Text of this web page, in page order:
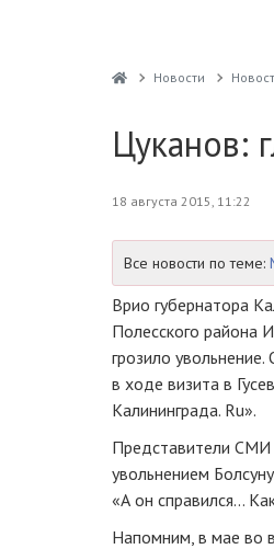
Новости
Цуканов:
18 августа 2015, 11:22
Все новости по теме:
Врио губернатора
Полесского района
грозило
в ходе визита в
Калининграда. Ru».
Представители СМИ
увольнением
«А он справился…
Напомним, в мае во